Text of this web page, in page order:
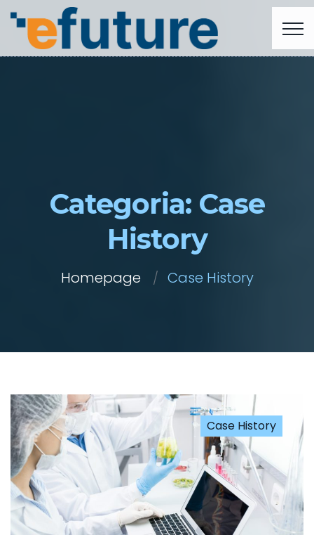
Categoria: Case
History
Homepage Case History
Case History